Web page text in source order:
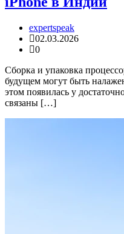
expertspeak
02.03.2026
0
Сборка и упаковка
будущем могут быть
этом появилась у
связаны […]